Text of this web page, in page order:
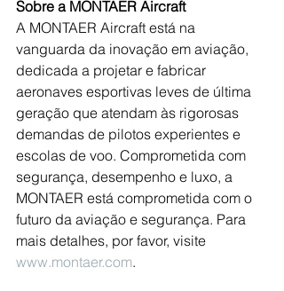
Sobre a MONTAER Aircraft
A MONTAER Aircraft está na
vanguarda da inovação em aviação,
dedicada a projetar e fabricar
aeronaves esportivas leves de última
geração que atendam às rigorosas
demandas de pilotos experientes e
escolas de voo. Comprometida com
segurança, desempenho e luxo, a
MONTAER está comprometida com o
futuro da aviação e segurança. Para
mais detalhes, por favor, visite
www.montaer.com.